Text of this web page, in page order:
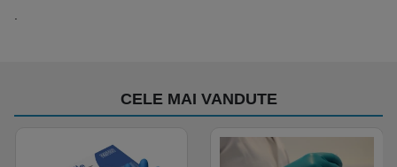
CELE MAI VANDUTE